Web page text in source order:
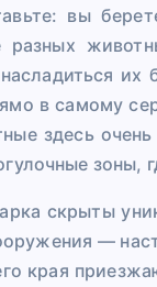
вы
разных
их
в самому
здесь
скрыты
—
края